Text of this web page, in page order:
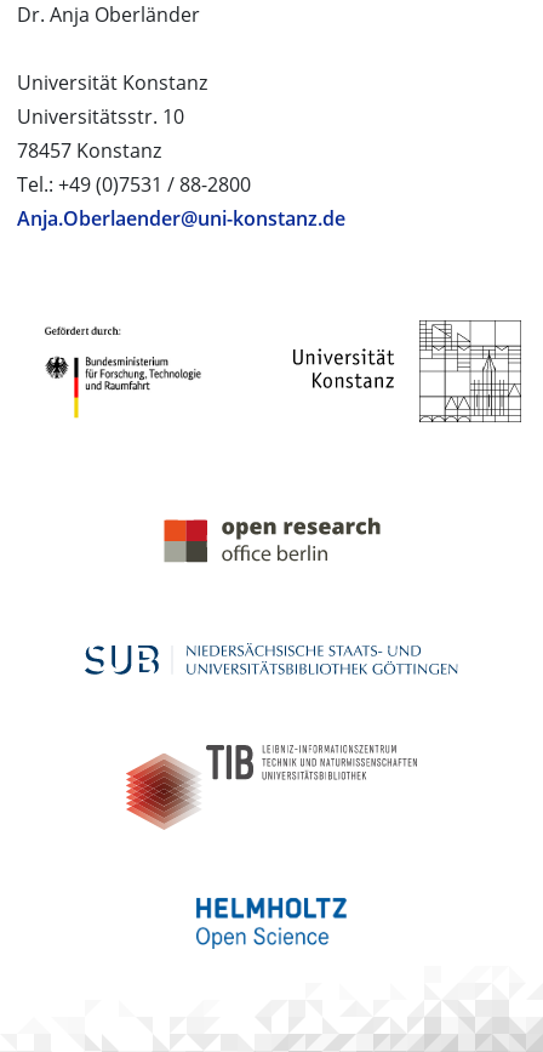
Dr. Anja Oberländer
Universität Konstanz
Universitätsstr. 10
78457 Konstanz
Tel.: +49 (0)7531 / 88-2800
Anja.Oberlaender@uni-konstanz.de